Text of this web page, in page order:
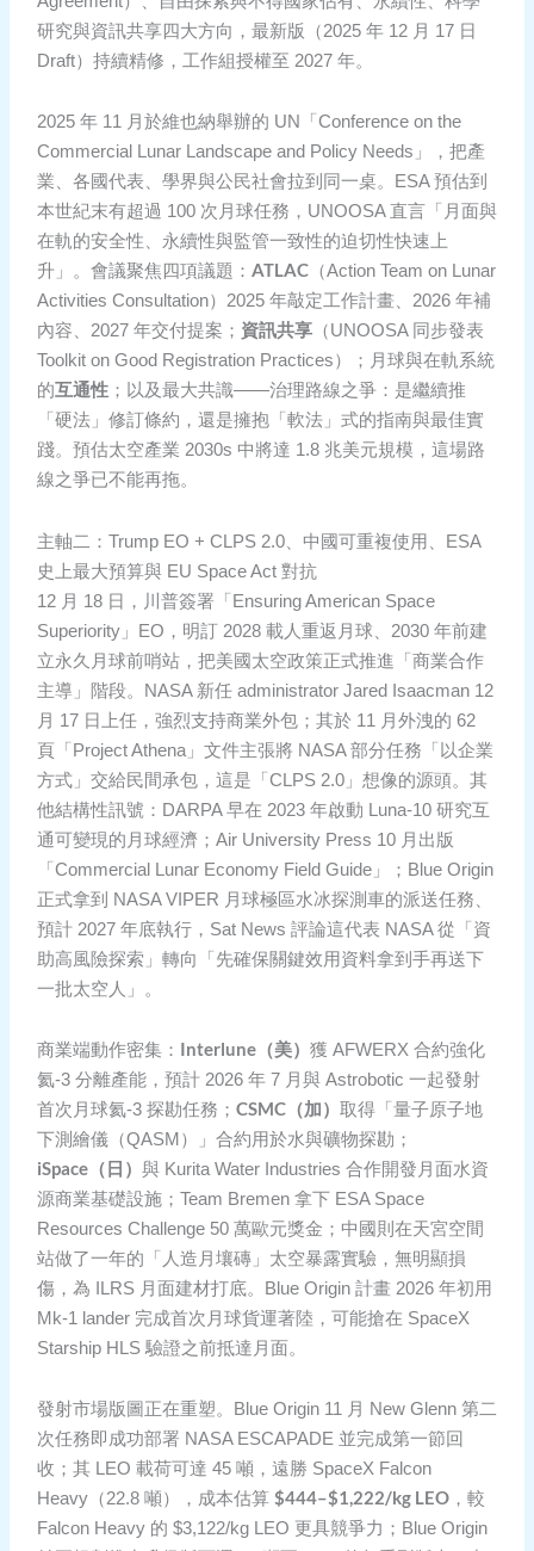
研究與資訊共享四大方向，最新版（2025 年 12 月 17 日
Draft）持續精修，工作組授權至 2027 年。
2025 年 11 月於維也納舉辦的 UN「Conference on the
Commercial Lunar Landscape and Policy Needs」，把產
業、各國代表、學界與公民社會拉到同一桌。ESA 預估到
本世紀末有超過 100 次月球任務，UNOOSA 直言「月面與
在軌的安全性、永續性與監管一致性的迫切性快速上
升」。會議聚焦四項議題： ATLAC（Action Team on Lunar
Activities Consultation）2025 年敲定工作計畫、2026 年補
內容、2027 年交付提案； 資訊共享（UNOOSA 同步發表
Toolkit on Good Registration Practices）；月球與在軌系統
的互通性；以及最大共識——治理路線之爭：是繼續推
「硬法」修訂條約，還是擁抱「軟法」式的指南與最佳實
踐。預估太空產業 2030s 中將達 1.8 兆美元規模，這場路
線之爭已不能再拖。
主軸二：Trump EO + CLPS 2.0、中國可重複使用、ESA
史上最大預算與 EU Space Act 對抗
12 月 18 日，川普簽署「Ensuring American Space
Superiority」EO，明訂 2028 載人重返月球、2030 年前建
立永久月球前哨站，把美國太空政策正式推進「商業合作
主導」階段。NASA 新任 administrator Jared Isaacman 12
月 17 日上任，強烈支持商業外包；其於 11 月外洩的 62
頁「Project Athena」文件主張將 NASA 部分任務「以企業
方式」交給民間承包，這是「CLPS 2.0」想像的源頭。其
他結構性訊號：DARPA 早在 2023 年啟動 Luna-10 研究互
通可變現的月球經濟；Air University Press 10 月出版
「Commercial Lunar Economy Field Guide」；Blue Origin
正式拿到 NASA VIPER 月球極區水冰探測車的派送任務、
預計 2027 年底執行，Sat News 評論這代表 NASA 從「資
助高風險探索」轉向「先確保關鍵效用資料拿到手再送下
一批太空人」。
商業端動作密集： Interlune（美） 獲 AFWERX 合約強化
氦-3 分離產能，預計 2026 年 7 月與 Astrobotic 一起發射
首次月球氦-3 探勘任務； CSMC（加） 取得「量子原子地
下測繪儀（QASM）」合約用於水與礦物探勘；
iSpace（日） 與 Kurita Water Industries 合作開發月面水資
源商業基礎設施；Team Bremen 拿下 ESA Space
Resources Challenge 50 萬歐元獎金；中國則在天宮空間
站做了一年的「人造月壤磚」太空暴露實驗，無明顯損
傷，為 ILRS 月面建材打底。Blue Origin 計畫 2026 年初用
Mk-1 lander 完成首次月球貨運著陸，可能搶在 SpaceX
Starship HLS 驗證之前抵達月面。
發射市場版圖正在重塑。Blue Origin 11 月 New Glenn 第二
次任務即成功部署 NASA ESCAPADE 並完成第一節回
收；其 LEO 載荷可達 45 噸，遠勝 SpaceX Falcon
Heavy（22.8 噸），成本估算 $444–$1,222/kg LEO，較
Falcon Heavy 的 $3,122/kg LEO 更具競爭力；Blue Origin